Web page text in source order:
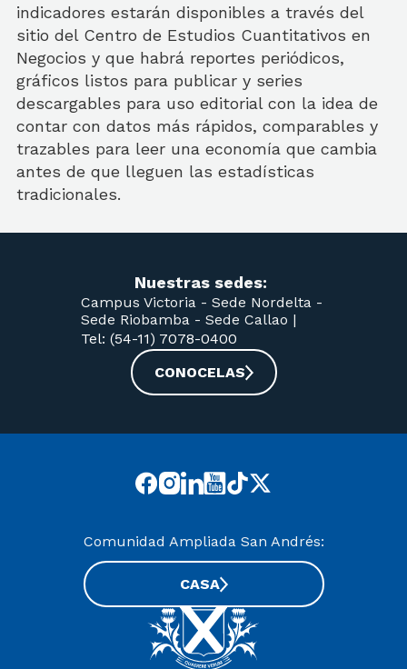
indicadores estarán disponibles a través del
sitio del Centro de Estudios Cuantitativos en
Negocios y que habrá reportes periódicos,
gráficos listos para publicar y series
descargables para uso editorial con la idea de
contar con datos más rápidos, comparables y
trazables para leer una economía que cambia
antes de que lleguen las estadísticas
tradicionales.
Nuestras sedes:
Campus Victoria - Sede Nordelta -
Sede Riobamba - Sede Callao |
Tel: (54-11) 7078-0400
CONOCELAS
Comunidad Ampliada San Andrés:
CASA